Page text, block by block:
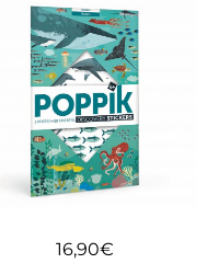
16,90€